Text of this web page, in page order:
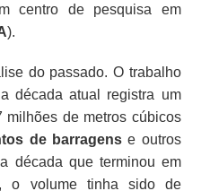
centro de pesquisa em
).
do passado. O trabalho
década atual registra um
de metros cúbicos
de barragense outros
década que terminou em
o volume tinha sido de